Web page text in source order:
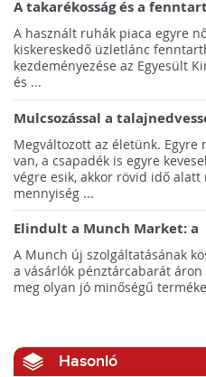
A takarékosság és a
ösztönzésére a Zara 14
országra terjeszti ki
szolgáltatását!
A használt ruhák piaca egyre
kiskereskedő üzletlánc
kezdeményezése az Egyesült
és ...
Mulcsozással a
megtartásáért
Megváltozott az életünk. Egyre
van, a csapadék is egyre
végre esik, akkor rövid idő alatt
mennyiség ...
Elindult a Munch Market: a
pazarláscsökkentő piactér
A Munch új szolgáltatásának
a vásárlók pénztárcabarát áron
meg olyan jó minőségű
Hasonló